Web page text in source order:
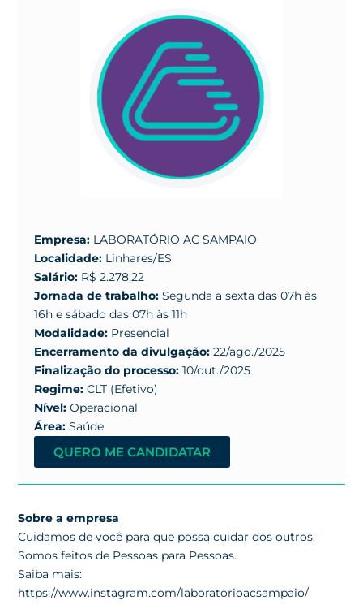
Empresa: LABORATÓRIO AC SAMPAIO
Localidade: Linhares/ES
Salário: R$ 2.278,22
Jornada de trabalho: Segunda a sexta das 07h às
16h e sábado das 07h às 11h
Modalidade: Presencial
Encerramento da divulgação: 22/ago./2025
Finalização do processo: 10/out./2025
Regime: CLT (Efetivo)
Nível: Operacional
Área: Saúde
QUERO ME CANDIDATAR
Sobre a empresa
Cuidamos de você para que possa cuidar dos outros.
Somos feitos de Pessoas para Pessoas.
Saiba mais:
https://www.instagram.com/laboratorioacsampaio/